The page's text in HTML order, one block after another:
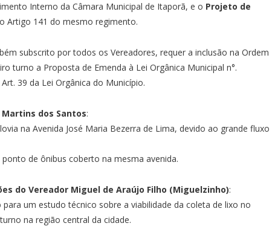
Interno da Câmara Municipal de Itaporã, e o Projeto de
Artigo 141 do mesmo regimento.
subscrito por todos os Vereadores, requer a inclusão na Ordem
turno a Proposta de Emenda à Lei Orgânica Municipal n°.
39 da Lei Orgânica do Município.
dos Santos:
na Avenida José Maria Bezerra de Lima, devido ao grande fluxo
de ônibus coberto na mesma avenida.
do Vereador Miguel de Araújo Filho (Miguelzinho):
para um estudo técnico sobre a viabilidade da coleta de lixo no
na região central da cidade.